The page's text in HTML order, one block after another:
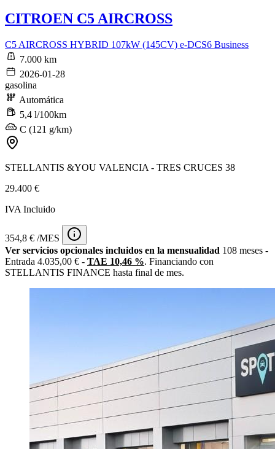
CITROEN C5 AIRCROSS
C5 AIRCROSS HYBRID 107kW (145CV) e-DCS6 Business
7.000 km
2026-01-28
gasolina
Automática
5,4 l/100km
C (121 g/km)
STELLANTIS &YOU VALENCIA - TRES CRUCES 38
29.400 €
IVA Incluido
354,8 € /MES
Ver servicios opcionales incluidos en la mensualidad 108 meses -
Entrada 4.035,00 € - TAE 10,46 %. Financiando con
STELLANTIS FINANCE hasta final de mes.